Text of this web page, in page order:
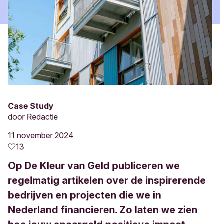
Case Study
door Redactie
11 november 2024
13
Op De Kleur van Geld publiceren we
regelmatig artikelen over de inspirerende
bedrijven en projecten die we in
Nederland financieren. Zo laten we zien